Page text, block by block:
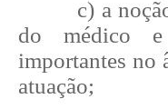
c) a
do médico e
importantes no
atuação;